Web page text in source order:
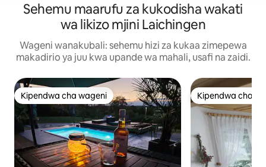
Sehemu maarufu za kukodisha wakati
wa likizo mjini Laichingen
Wageni wanakubali: sehemu hizi za kukaa zimepewa
makadirio ya juu kwa upande wa mahali, usafi na zaidi.
Kipendwa cha wageni
Kipendwa cha wageni Kipendwa cha
Kipendwa cha